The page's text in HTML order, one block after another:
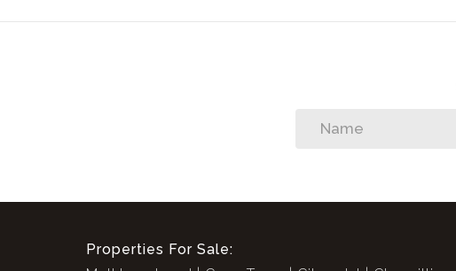
Properties For Sale: